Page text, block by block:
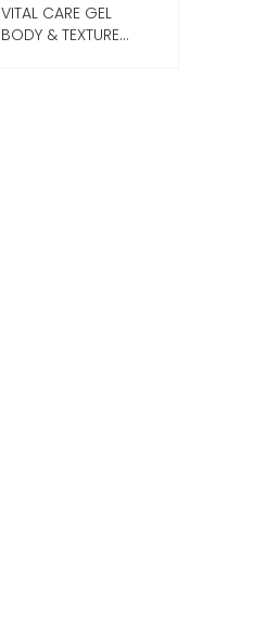
VITAL CARE GEL
BODY & TEXTURE